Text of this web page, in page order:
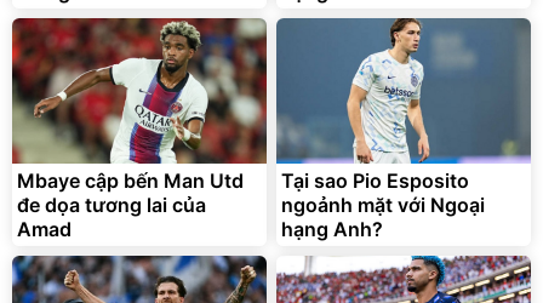
Mbaye cập bến Man Utd
đe dọa tương lai của
Amad
Tại sao Pio Esposito
ngoảnh mặt với Ngoại
hạng Anh?